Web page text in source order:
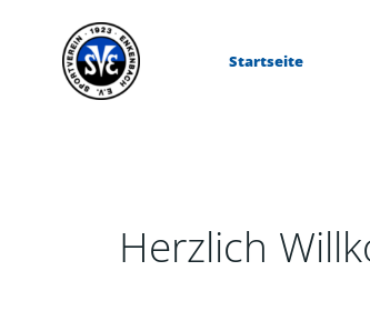
springen
Startseite
Herzlich